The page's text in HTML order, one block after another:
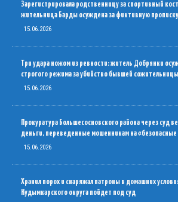
Зарегистрировала родственницу за спортивный
жительница Барды осуждена за фиктивную прописку
15.06.2026
Три удара ножом из ревности: житель Добрянки
строгого режима за убийство бывшей сожительницы
15.06.2026
Прокуратура Большесосновского района через суд
деньги, переведенные мошенникам на «безопасные
15.06.2026
Хранил порох и снаряжал патроны в домашних
Кудымкарского округа пойдет под суд